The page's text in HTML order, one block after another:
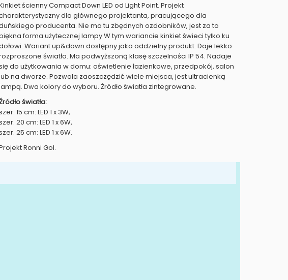
ścienny Compact Down LED od Light Point. Projekt
dla głównego projektanta, pracującego dla
producenta. Nie ma tu zbędnych ozdobników, jest za to
forma użytecznej lampy W tym wariancie kinkiet świeci tylko ku
Wariant up&down dostępny jako oddzielny produkt. Daje lekko
światło. Ma podwyższoną klasę szczelności IP 54. Nadaje
do użytkowania w domu: oświetlenie łazienkowe, przedpokój, salon
na dworze. Pozwala zaoszczędzić wiele miejsca, jest ultracienką
Dwa kolory do wyboru. Źródło światła zintegrowane.
światła:
15 cm: LED 1 x 3W,
20 cm: LED 1 x 6W,
25 cm: LED 1 x 6W.
Ronni Gol.